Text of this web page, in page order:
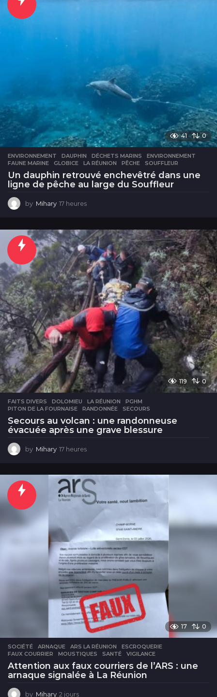
41 0
ENVIRONNEMENT DAUPHIN ,DÉCHETS MARINS ,ENVIRONNEMENT
FAUNE MARINE
,GLOBICE ,LA RÉUNION ,PÊCHE ,SOUFFLEUR
Un dauphin retrouvé enchevêtré dans une
ligne de pêche au large du Souffleur
by Mihary 17 heures
e
u
r
e
s
119 0
FAITS DIVERS DOLOMIEU ,LA RÉUNION ,PGHM
PITON DE LA FOURNAISE
,RANDONNÉE ,SECOURS
Secours au volcan : une randonneuse
évacuée après une grave blessure
by Mihary 17 heures
e
r
e
17 0
SOCIÉTÉ ARNAQUE ,ARS LA RÉUNION ,ESCROQUERIE
FAUX COURRIER
,MOUSTIQUES ,SANTÉ ,VIGILANCE
Attention aux faux courriers de l’ARS : une
arnaque signalée à La Réunion
by Mihary 2 jours